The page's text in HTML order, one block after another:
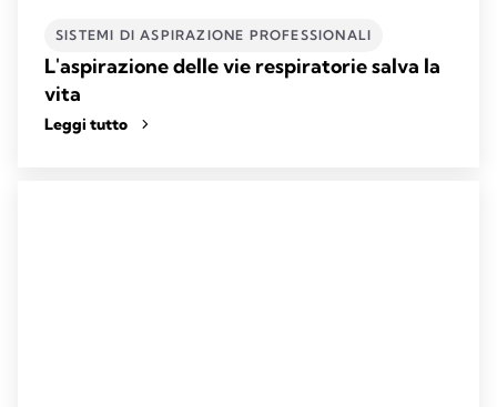
SISTEMI DI ASPIRAZIONE PROFESSIONALI​
L'aspirazione delle vie respiratorie salva la
vita
Leggi tutto